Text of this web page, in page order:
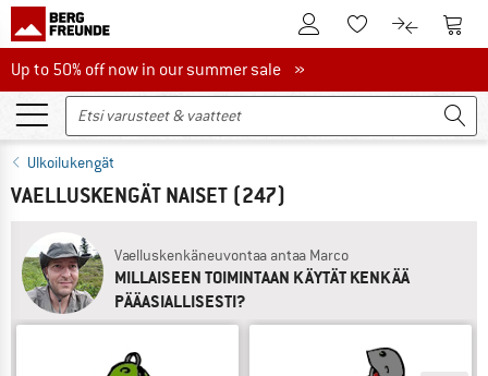
Tästä asiakastililleTästä toivelistalle.
Tästä
Up to 50% off now in our summer sale
Up to 50% off now in our summer sale »
Ulkoilukengät
VAELLUSKENGÄT NAISET (247)
Vaelluskenkäneuvontaa antaa Marco
MILLAISEEN TOIMINTAAN KÄYTÄT KENKÄÄ
PÄÄASIALLISESTI?